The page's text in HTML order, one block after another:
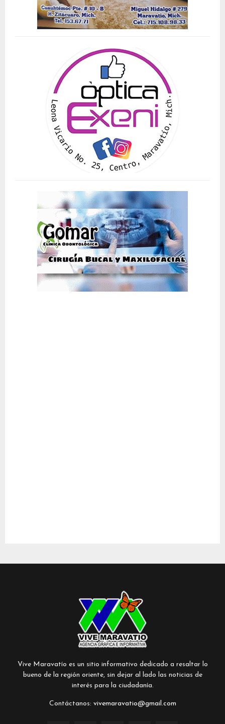
Vive Maravatío es un sitio informativo dedicado a resaltar lo
bueno de la región oriente, sin dejar al lado las noticias de
interés para la ciudadanía.
Contáctanos: vivemaravatio@gmail.com